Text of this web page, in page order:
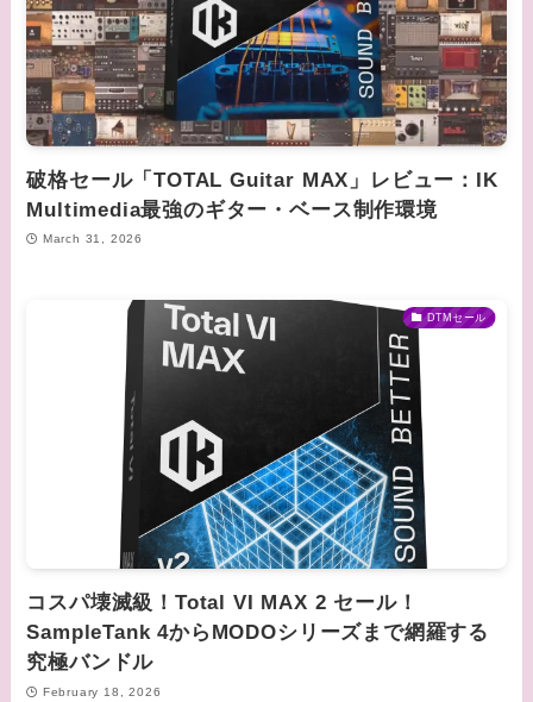
破格セール「TOTAL Guitar MAX」レビュー：IK
Multimedia最強のギター・ベース制作環境
March 31, 2026
DTMセール
コスパ壊滅級！Total VI MAX 2 セール！
SampleTank 4からMODOシリーズまで網羅する
究極バンドル
February 18, 2026